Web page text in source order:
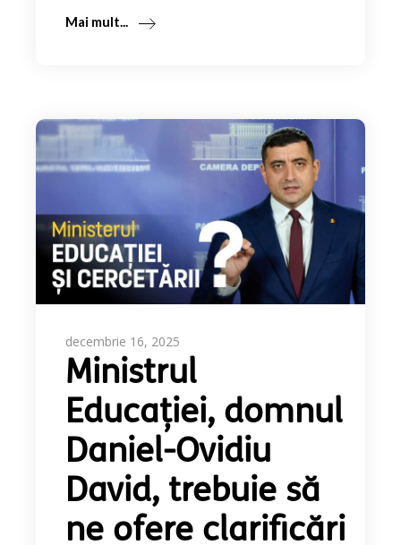
Mai mult...
decembrie 16, 2025
Ministrul
Educației, domnul
Daniel-Ovidiu
David, trebuie să
ne ofere clarificări